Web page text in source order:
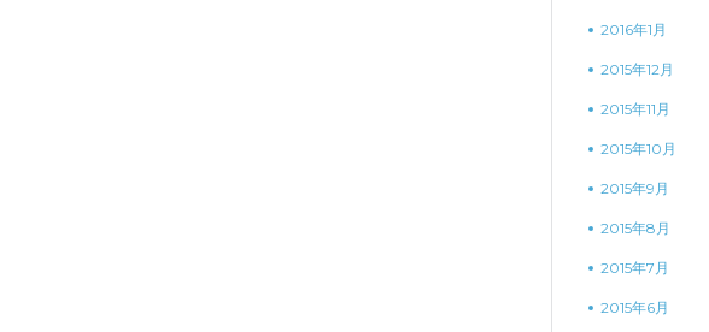
2016年1月
2015年12月
2015年11月
2015年10月
2015年9月
2015年8月
2015年7月
2015年6月